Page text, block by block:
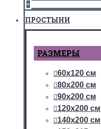
+
ПРОСТЫНИ
РАЗМЕРЫ
60х120 см
80х200 см
90х200 см
120х200 см
140х200 см